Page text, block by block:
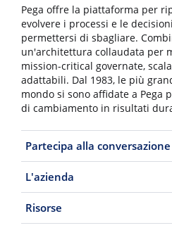
Pega offre la piattaforma per
evolvere i processi e le
permettersi di sbagliare.
un'architettura collaudata per
mission-critical governate,
adattabili. Dal 1983, le più
mondo si sono affidate a Pega
di cambiamento in risultati
Partecipa alla conversazione
L'azienda
Risorse